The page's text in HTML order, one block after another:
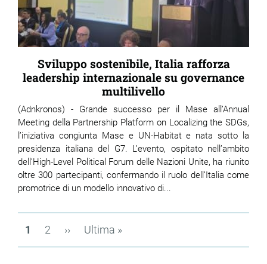
Sviluppo sostenibile, Italia rafforza
leadership internazionale su governance
multilivello
(Adnkronos) - Grande successo per il Mase all’Annual
Meeting della Partnership Platform on Localizing the SDGs,
l’iniziativa congiunta Mase e UN-Habitat e nata sotto la
presidenza italiana del G7. L’evento, ospitato nell’ambito
dell’High-Level Political Forum delle Nazioni Unite, ha riunito
oltre 300 partecipanti, confermando il ruolo dell’Italia come
promotrice di un modello innovativo di...
Paginazione
Pagina
1 Page
2
Pagina
››
Ultima
Ultima »